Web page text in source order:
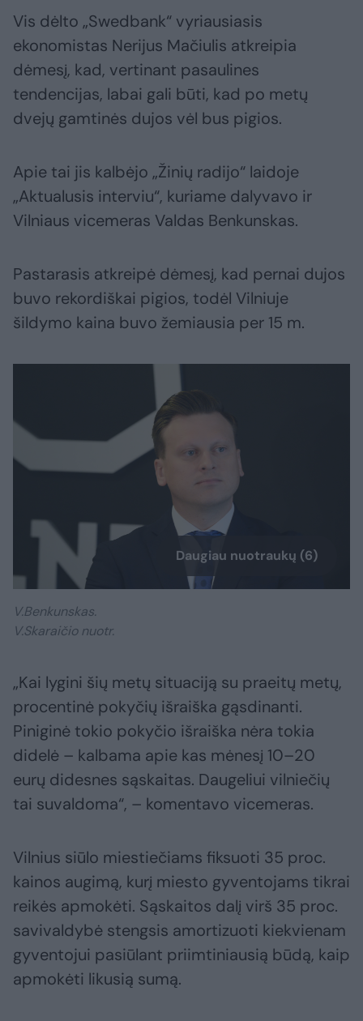
Vis dėlto „Swedbank“ vyriausiasis
ekonomistas Nerijus Mačiulis atkreipia
dėmesį, kad, vertinant pasaulines
tendencijas, labai gali būti, kad po metų
dvejų gamtinės dujos vėl bus pigios.
Apie tai jis kalbėjo „Žinių radijo“ laidoje
„Aktualusis interviu“, kuriame dalyvavo ir
Vilniaus vicemeras Valdas Benkunskas.
Pastarasis atkreipė dėmesį, kad pernai dujos
buvo rekordiškai pigios, todėl Vilniuje
šildymo kaina buvo žemiausia per 15 m.
Daugiau nuotraukų (6)
V.Benkunskas.
V.Skaraičio nuotr.
„Kai lygini šių metų situaciją su praeitų metų,
procentinė pokyčių išraiška gąsdinanti.
Piniginė tokio pokyčio išraiška nėra tokia
didelė – kalbama apie kas mėnesį 10–20
eurų didesnes sąskaitas. Daugeliui vilniečių
tai suvaldoma“, – komentavo vicemeras.
Vilnius siūlo miestiečiams fiksuoti 35 proc.
kainos augimą, kurį miesto gyventojams tikrai
reikės apmokėti. Sąskaitos dalį virš 35 proc.
savivaldybė stengsis amortizuoti kiekvienam
gyventojui pasiūlant priimtiniausią būdą, kaip
apmokėti likusią sumą.